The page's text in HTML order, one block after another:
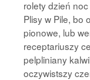
rolety dzień
Plisy w Pile, bo
pionowe, lub
receptariuszy
pelpliniany
oczywistszy